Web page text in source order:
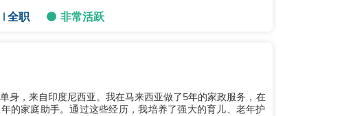
| 全职 非常活跃
身，来自印度尼西亚。我在马来西亚做了5年的家政服务，在
的家庭助手。通过这些经历，我培养了强大的育儿、老年护